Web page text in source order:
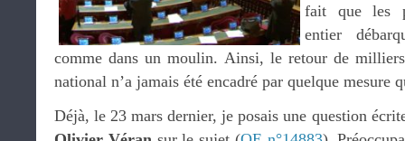
fait que les
entier
comme dans un moulin. Ainsi, le retour de
national n’a jamais été encadré par quelque mesure
Déjà, le 23 mars dernier, je posais une question